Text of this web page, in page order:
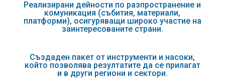
Реализирани дейности по разпространение и
комуникация (събития, материали,
платформи), осигуряващи широко участие на
заинтересованите страни.
Създаден пакет от инструменти и насоки,
който позволява резултатите да се прилагат
и в други региони и сектори.